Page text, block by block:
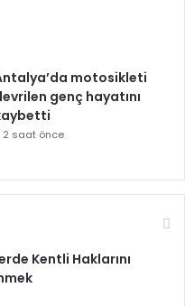
motosikleti
genç hayatını
2 saat önce
Kentli Haklarını